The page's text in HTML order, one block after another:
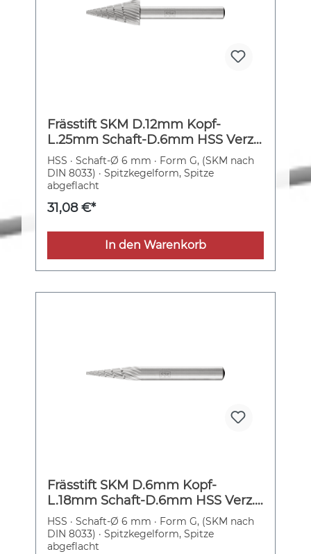
Frässtift SKM D.12mm Kopf-
L.25mm Schaft-D.6mm HSS Verz.3
PFERD
HSS · Schaft-Ø 6 mm · Form G, (SKM nach
DIN 8033) · Spitzkegelform, Spitze
abgeflacht
31,08 €*
In den Warenkorb
Frässtift SKM D.6mm Kopf-
L.18mm Schaft-D.6mm HSS Verz.3
PFERD
HSS · Schaft-Ø 6 mm · Form G, (SKM nach
DIN 8033) · Spitzkegelform, Spitze
abgeflacht